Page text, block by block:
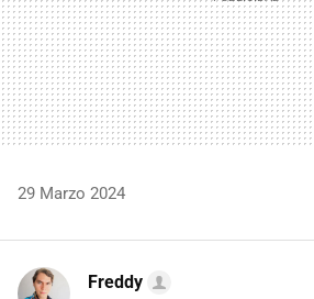
29 Marzo 2024
Freddy